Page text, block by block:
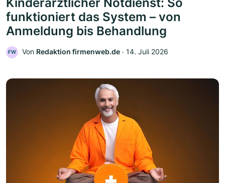
funktioniert das System – von
Anmeldung bis Behandlung
FW Von Redaktion firmenweb.de ‧ 14. Juli 2026